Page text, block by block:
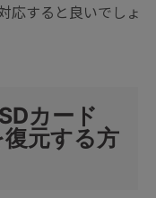
応すると良いでしょ
カード
元する方